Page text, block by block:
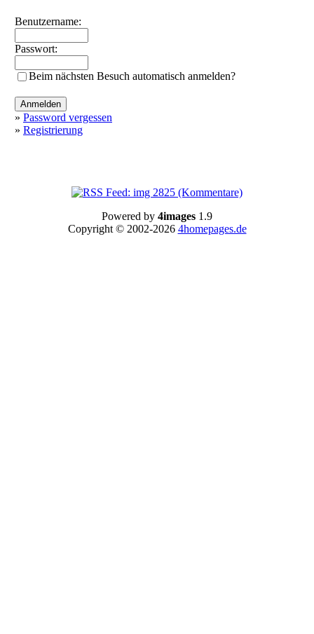
Benutzername:
Passwort:
Beim nächsten Besuch automatisch anmelden?
» Password vergessen
» Registrierung
Powered by 4images 1.9
Copyright © 2002-2026 4homepages.de